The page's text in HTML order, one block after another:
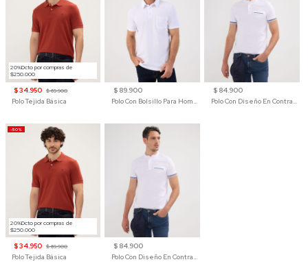
20%Dcto por compras de
$250.000
$ 34.950 $ 69.900
Polo Tejida Básica
$ 89.900
Polo Con Bolsillo Para Hombre
$ 84.900
Polo Con Diseño En Contraste
20%Dcto por compras de
$250.000
-50%
$ 34.950 $ 69.900
Polo Tejida Básica
$ 84.900
Polo Con Diseño En Contraste